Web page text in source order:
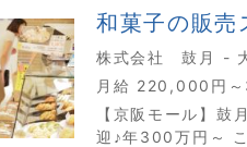
和菓子の販売
株式会社 鼓月 -
月給 220,000円
【京阪モール】鼓
迎♪年300万円～